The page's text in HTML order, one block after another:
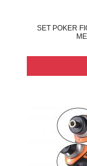
SET POKER